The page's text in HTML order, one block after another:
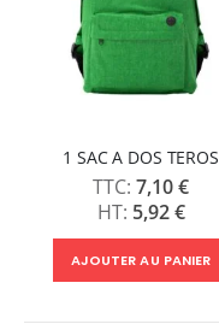
1 SAC A DOS TEROS
7,10 €
5,92 €
AJOUTER AU PANIER